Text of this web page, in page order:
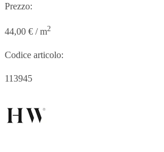
Prezzo:
44,00 € / m2
Codice articolo:
113945